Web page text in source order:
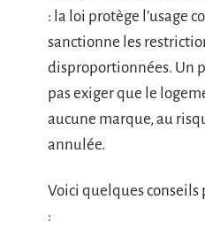
: la loi protège l’usage
sanctionne les
disproportionnées. Un
pas exiger que le
aucune marque, au
annulée.
Voici quelques conseils
: